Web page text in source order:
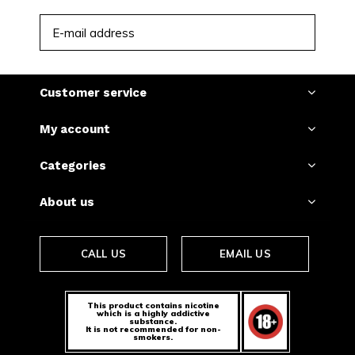
Customer service
My account
Categories
About us
CALL US EMAIL US
This product contains nicotine
which is a highly addictive
substance.
It is not recommended for non-
smokers.